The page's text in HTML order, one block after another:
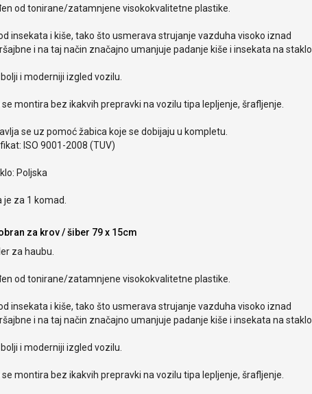
od tonirane/zatamnjene visokokvalitetne plastike.
insekata i kiše, tako što usmerava strujanje vazduha visoko iznad
i na taj način značajno umanjuje padanje kiše i insekata na staklo.
bolji i moderniji izgled vozilu.
se montira bez ikakvih prepravki na vozilu tipa lepljenje, šrafljenje.
se uz pomoć žabica koje se dobijaju u kompletu.
ISO 9001-2008 (TUV)
Poljska
je za 1 komad.
za krov / šiber 79 x 15cm
za haubu.
od tonirane/zatamnjene visokokvalitetne plastike.
insekata i kiše, tako što usmerava strujanje vazduha visoko iznad
i na taj način značajno umanjuje padanje kiše i insekata na staklo.
bolji i moderniji izgled vozilu.
se montira bez ikakvih prepravki na vozilu tipa lepljenje, šrafljenje.